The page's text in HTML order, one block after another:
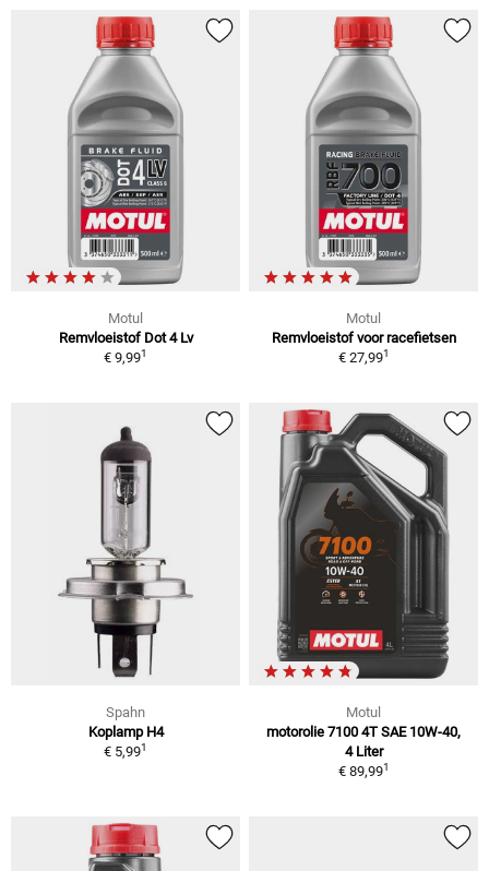
Motul
Remvloeistof Dot 4 Lv
€ 9,991
Motul
Remvloeistof voor racefietsen
€ 27,991
Spahn
Koplamp H4
€ 5,991
Motul
motorolie 7100 4T SAE 10W-40,
4 Liter
€ 89,991